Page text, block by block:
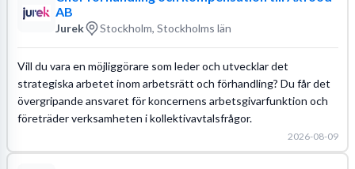
AB
Jurek Stockholm, Stockholms län
Vill du vara en möjliggörare som leder och utvecklar det
strategiska arbetet inom arbetsrätt och förhandling? Du får det
övergripande ansvaret för koncernens arbetsgivarfunktion och
företräder verksamheten i kollektivavtalsfrågor.
2026-08-09